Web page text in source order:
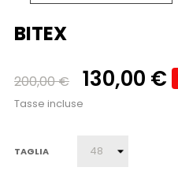
BITEX
200,00 € 130,00 €
Tasse incluse
TAGLIA